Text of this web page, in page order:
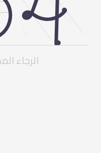
الرجاء